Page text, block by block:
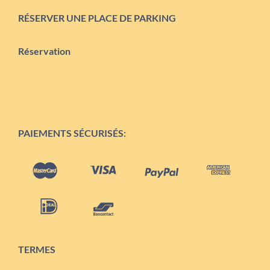
RÉSERVER UNE PLACE DE PARKING
Réservation
PAIEMENTS SÉCURISÉS:
TERMES